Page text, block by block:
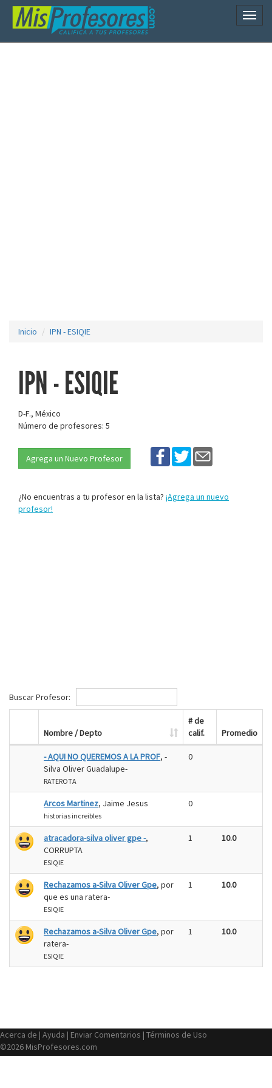
Inicio IPN - ESIQIE
IPN - ESIQIE
D-F., México
Número de profesores: 5
Agrega un Nuevo Profesor
¿No encuentras a tu profesor en la lista? ¡Agrega un nuevo
profesor!
Buscar Profesor:
Nombre / Depto
# de
calif.
Promedio
- AQUI NO QUEREMOS A LA PROF, -
Silva Oliver Guadalupe-
RATEROTA
0
Arcos Martinez, Jaime Jesus
historias increibles
0
atracadora-silva oliver gpe -,
CORRUPTA
ESIQIE
1 10.0
Rechazamos a-Silva Oliver Gpe, por
que es una ratera-
ESIQIE
1 10.0
Rechazamos a-Silva Oliver Gpe, por
ratera-
ESIQIE
1 10.0
Acerca de | Ayuda | Enviar Comentarios | Términos de Uso
©2026 MisProfesores.com